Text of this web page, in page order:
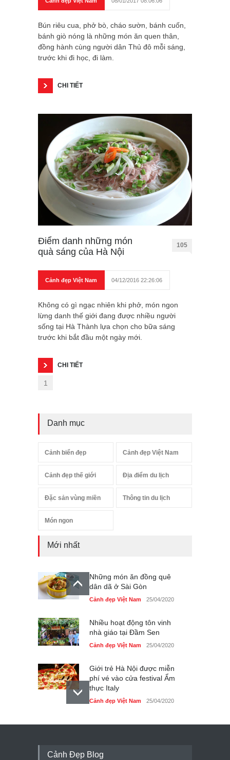
Bún riêu cua, phở bò, cháo sườn, bánh cuốn,
bánh giò nóng là những món ăn quen thân,
đồng hành cùng người dân Thủ đô mỗi sáng,
trước khi đi học, đi làm.
CHI TIẾT
Điểm danh những món
quà sáng của Hà Nội
105
Cảnh đẹp Việt Nam 04/12/2016 22:26:06
Không có gì ngạc nhiên khi phở, món ngon
lừng danh thế giới đang được nhiều người
sống tại Hà Thành lựa chọn cho bữa sáng
trước khi bắt đầu một ngày mới.
CHI TIẾT
1
Danh mục
Cảnh biển đẹp Cảnh đẹp Việt Nam
Cảnh đẹp thế giới Địa điểm du lịch
Đặc sản vùng miền Thông tin du lịch
Món ngon
Mới nhất
Những món ăn đồng quê
dân dã ở Sài Gòn
Cảnh đẹp Việt Nam 25/04/2020
Nhiều hoạt động tôn vinh
nhà giáo tại Đầm Sen
Cảnh đẹp Việt Nam 25/04/2020
Giới trẻ Hà Nội được miễn
phí vé vào cửa festival Ẩm
thực Italy
Cảnh đẹp Việt Nam 25/04/2020
Tam giác mạch khoe sắc
Cảnh Đẹp Blog